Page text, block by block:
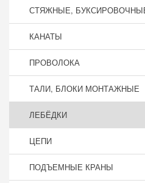
СТЯЖНЫЕ,
КАНАТЫ
ПРОВОЛОКА
ТАЛИ, БЛОКИ МОНТАЖНЫЕ
ЛЕБЁДКИ
ЦЕПИ
ПОДЪЕМНЫЕ КРАНЫ